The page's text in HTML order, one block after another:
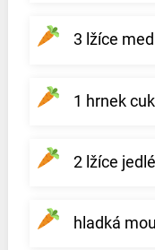
3 lžíce
1 hrnek
2 lžíce
hladká